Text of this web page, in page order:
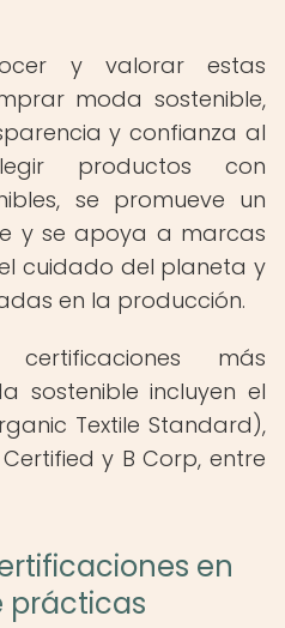
y valorar estas
moda sostenible,
y confianza al
productos con
se promueve un
y se apoya a marcas
cuidado del planeta y
en la producción.
más
sostenible incluyen el
Textile Standard),
Certified y B Corp, entre
en
prácticas